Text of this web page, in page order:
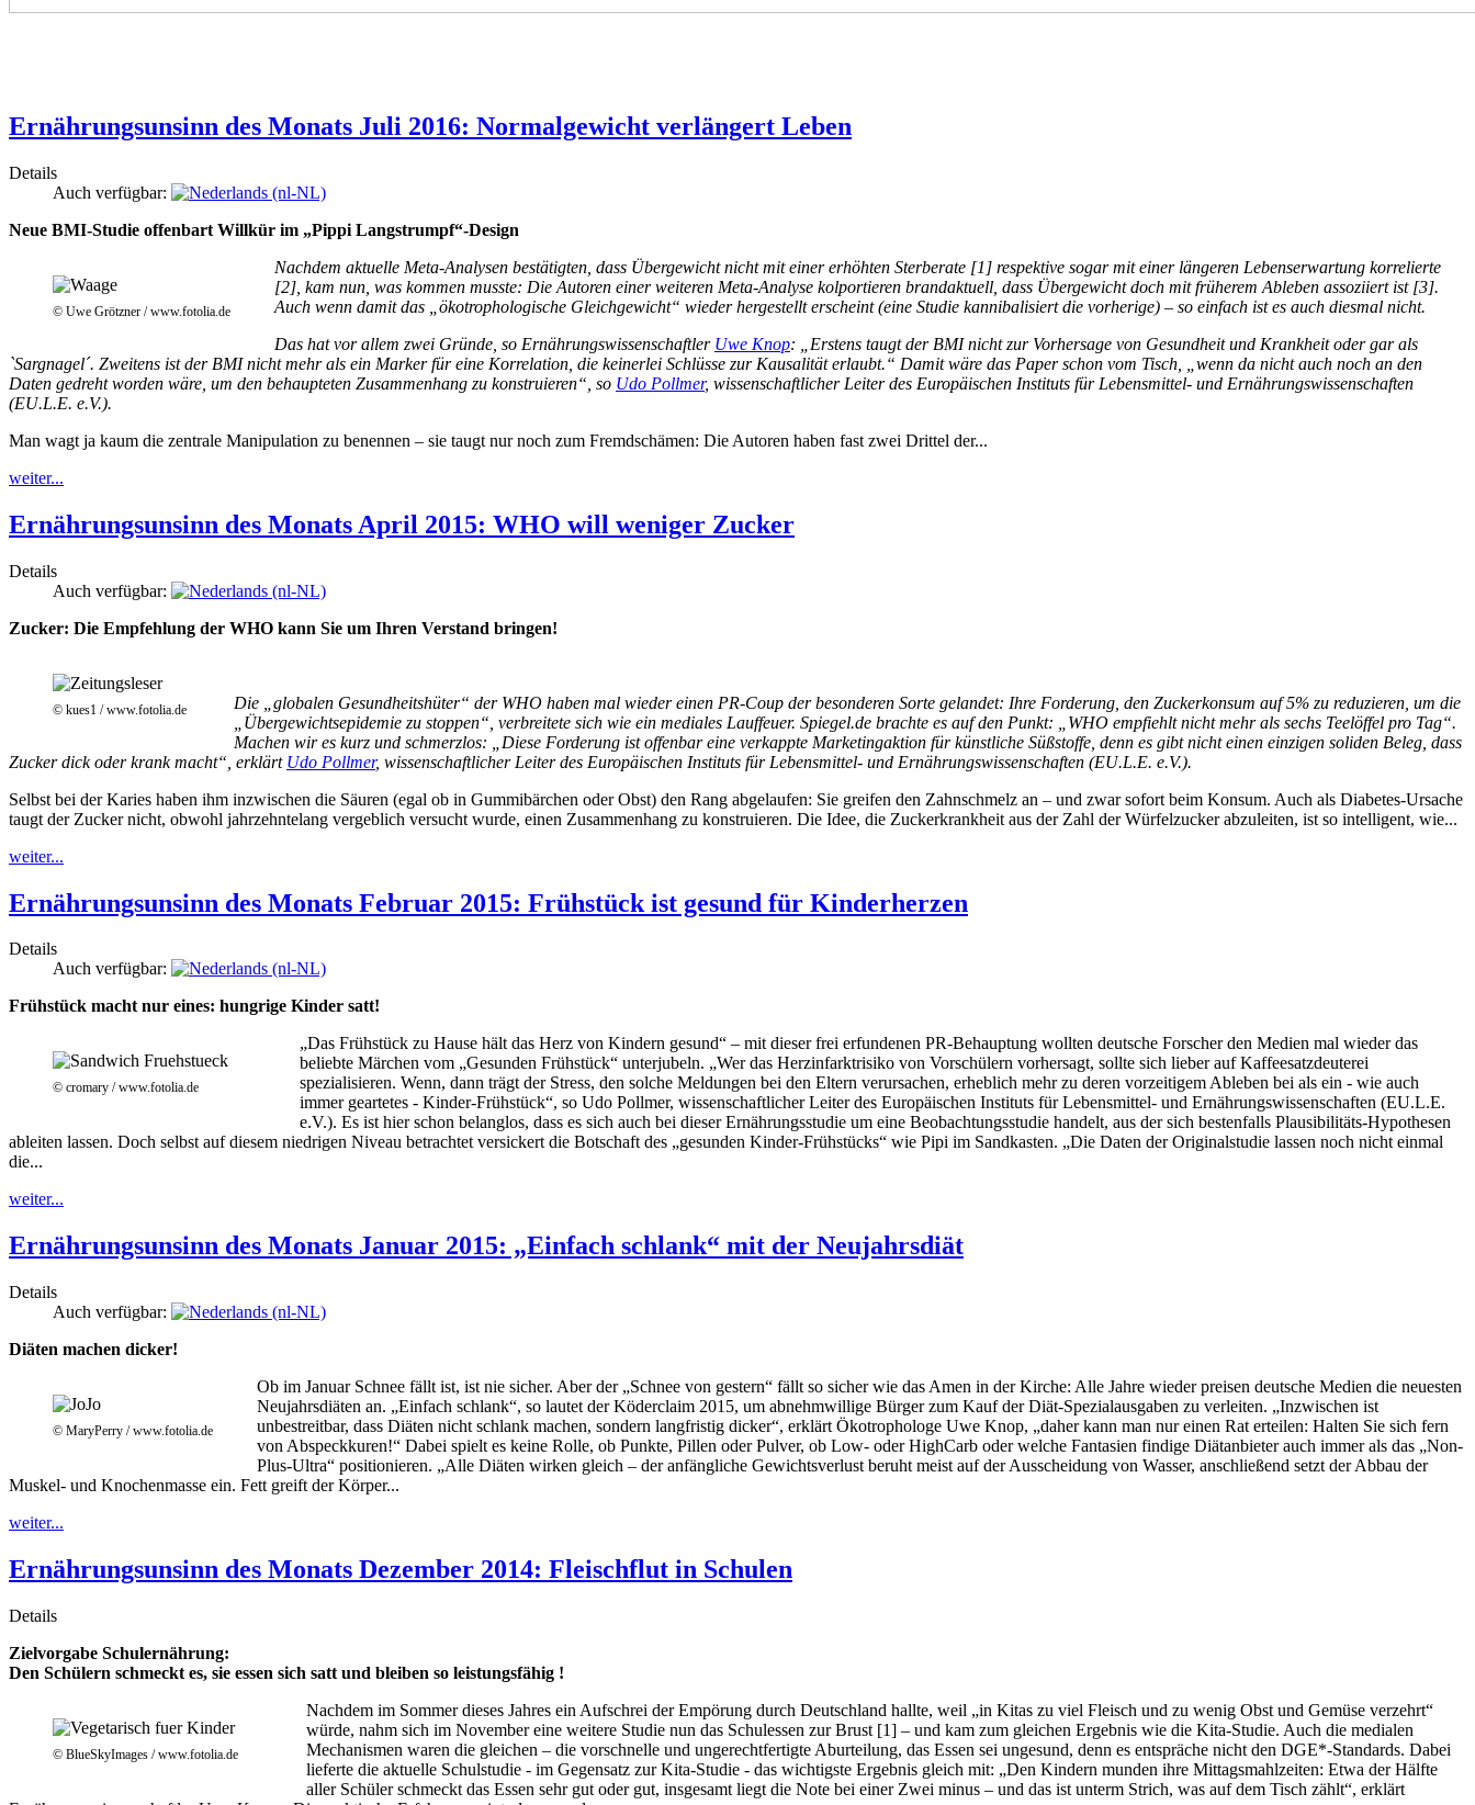
Ernährungsunsinn des Monats Juli 2016: Normalgewicht verlängert Leben
Details
Auch verfügbar:
Neue BMI-Studie offenbart Willkür im „Pippi Langstrumpf“-Design
© Uwe Grötzner / www.fotolia.de
Nachdem aktuelle Meta-Analysen bestätigten, dass Übergewicht nicht mit einer erhöhten Sterberate [1] respektive sogar mit einer längeren Lebenserwartung korrelierte
[2], kam nun, was kommen musste: Die Autoren einer weiteren Meta-Analyse kolportieren brandaktuell, dass Übergewicht doch mit früherem Ableben assoziiert ist [3].
Auch wenn damit das „ökotrophologische Gleichgewicht“ wieder hergestellt erscheint (eine Studie kannibalisiert die vorherige) – so einfach ist es auch diesmal nicht.
Das hat vor allem zwei Gründe, so Ernährungswissenschaftler Uwe Knop: „Erstens taugt der BMI nicht zur Vorhersage von Gesundheit und Krankheit oder gar als
`Sargnagel´. Zweitens ist der BMI nicht mehr als ein Marker für eine Korrelation, die keinerlei Schlüsse zur Kausalität erlaubt.“ Damit wäre das Paper schon vom Tisch, „wenn da nicht auch noch an den
Daten gedreht worden wäre, um den behaupteten Zusammenhang zu konstruieren“, so Udo Pollmer, wissenschaftlicher Leiter des Europäischen Instituts für Lebensmittel- und Ernährungswissenschaften
(EU.L.E. e.V.).
Man wagt ja kaum die zentrale Manipulation zu benennen – sie taugt nur noch zum Fremdschämen: Die Autoren haben fast zwei Drittel der...
weiter...
Ernährungsunsinn des Monats April 2015: WHO will weniger Zucker
Details
Auch verfügbar:
Zucker: Die Empfehlung der WHO kann Sie um Ihren Verstand bringen!
© kues1 / www.fotolia.de
Die „globalen Gesundheitshüter“ der WHO haben mal wieder einen PR-Coup der besonderen Sorte gelandet: Ihre Forderung, den Zuckerkonsum auf 5% zu reduzieren, um die
„Übergewichtsepidemie zu stoppen“, verbreitete sich wie ein mediales Lauffeuer. Spiegel.de brachte es auf den Punkt: „WHO empfiehlt nicht mehr als sechs Teelöffel pro Tag“.
Machen wir es kurz und schmerzlos: „Diese Forderung ist offenbar eine verkappte Marketingaktion für künstliche Süßstoffe, denn es gibt nicht einen einzigen soliden Beleg, dass
Zucker dick oder krank macht“, erklärt Udo Pollmer, wissenschaftlicher Leiter des Europäischen Instituts für Lebensmittel- und Ernährungswissenschaften (EU.L.E. e.V.).
Selbst bei der Karies haben ihm inzwischen die Säuren (egal ob in Gummibärchen oder Obst) den Rang abgelaufen: Sie greifen den Zahnschmelz an – und zwar sofort beim Konsum. Auch als Diabetes-Ursache
taugt der Zucker nicht, obwohl jahrzehntelang vergeblich versucht wurde, einen Zusammenhang zu konstruieren. Die Idee, die Zuckerkrankheit aus der Zahl der Würfelzucker abzuleiten, ist so intelligent, wie...
weiter...
Ernährungsunsinn des Monats Februar 2015: Frühstück ist gesund für Kinderherzen
Details
Auch verfügbar:
Frühstück macht nur eines: hungrige Kinder satt!
© cromary / www.fotolia.de
„Das Frühstück zu Hause hält das Herz von Kindern gesund“ – mit dieser frei erfundenen PR-Behauptung wollten deutsche Forscher den Medien mal wieder das
beliebte Märchen vom „Gesunden Frühstück“ unterjubeln. „Wer das Herzinfarktrisiko von Vorschülern vorhersagt, sollte sich lieber auf Kaffeesatzdeuterei
spezialisieren. Wenn, dann trägt der Stress, den solche Meldungen bei den Eltern verursachen, erheblich mehr zu deren vorzeitigem Ableben bei als ein - wie auch
immer geartetes - Kinder-Frühstück“, so Udo Pollmer, wissenschaftlicher Leiter des Europäischen Instituts für Lebensmittel- und Ernährungswissenschaften (EU.L.E.
e.V.). Es ist hier schon belanglos, dass es sich auch bei dieser Ernährungsstudie um eine Beobachtungsstudie handelt, aus der sich bestenfalls Plausibilitäts-Hypothesen
ableiten lassen. Doch selbst auf diesem niedrigen Niveau betrachtet versickert die Botschaft des „gesunden Kinder-Frühstücks“ wie Pipi im Sandkasten. „Die Daten der Originalstudie lassen noch nicht einmal
die...
weiter...
Ernährungsunsinn des Monats Januar 2015: „Einfach schlank“ mit der Neujahrsdiät
Details
Auch verfügbar:
Diäten machen dicker!
© MaryPerry / www.fotolia.de
Ob im Januar Schnee fällt ist, ist nie sicher. Aber der „Schnee von gestern“ fällt so sicher wie das Amen in der Kirche: Alle Jahre wieder preisen deutsche Medien die neuesten
Neujahrsdiäten an. „Einfach schlank“, so lautet der Köderclaim 2015, um abnehmwillige Bürger zum Kauf der Diät-Spezialausgaben zu verleiten. „Inzwischen ist
unbestreitbar, dass Diäten nicht schlank machen, sondern langfristig dicker“, erklärt Ökotrophologe Uwe Knop, „daher kann man nur einen Rat erteilen: Halten Sie sich fern
von Abspeckkuren!“ Dabei spielt es keine Rolle, ob Punkte, Pillen oder Pulver, ob Low- oder HighCarb oder welche Fantasien findige Diätanbieter auch immer als das „Non-
Plus-Ultra“ positionieren. „Alle Diäten wirken gleich – der anfängliche Gewichtsverlust beruht meist auf der Ausscheidung von Wasser, anschließend setzt der Abbau der
Muskel- und Knochenmasse ein. Fett greift der Körper...
weiter...
Ernährungsunsinn des Monats Dezember 2014: Fleischflut in Schulen
Details
Zielvorgabe Schulernährung:
Den Schülern schmeckt es, sie essen sich satt und bleiben so leistungsfähig !
© BlueSkyImages / www.fotolia.de
Nachdem im Sommer dieses Jahres ein Aufschrei der Empörung durch Deutschland hallte, weil „in Kitas zu viel Fleisch und zu wenig Obst und Gemüse verzehrt“
würde, nahm sich im November eine weitere Studie nun das Schulessen zur Brust [1] – und kam zum gleichen Ergebnis wie die Kita-Studie. Auch die medialen
Mechanismen waren die gleichen – die vorschnelle und ungerechtfertigte Aburteilung, das Essen sei ungesund, denn es entspräche nicht den DGE*-Standards. Dabei
lieferte die aktuelle Schulstudie - im Gegensatz zur Kita-Studie - das wichtigste Ergebnis gleich mit: „Den Kindern munden ihre Mittagsmahlzeiten: Etwa der Hälfte
aller Schüler schmeckt das Essen sehr gut oder gut, insgesamt liegt die Note bei einer Zwei minus – und das ist unterm Strich, was auf dem Tisch zählt“, erklärt